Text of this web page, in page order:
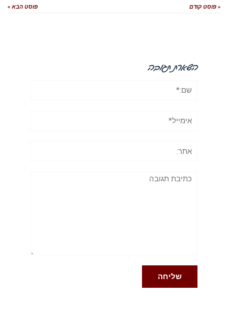
« פוסט קודם פוסט הבא »
השארת תגובה
תגובה